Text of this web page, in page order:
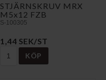
STJÄRNSKRUV MRX
M5x12 FZB
S-100305
1,44 SEK/ST
KÖP